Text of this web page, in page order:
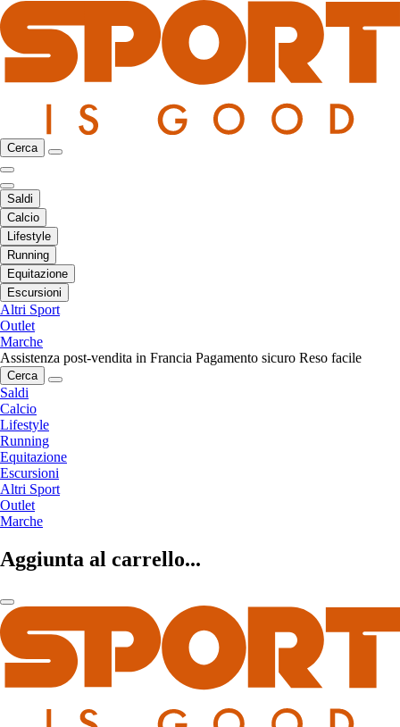
Cerca
Saldi
Calcio
Lifestyle
Running
Equitazione
Escursioni
Altri Sport
Outlet
Marche
Assistenza post-vendita in Francia Pagamento sicuro Reso facile
Cerca
Saldi
Calcio
Lifestyle
Running
Equitazione
Escursioni
Altri Sport
Outlet
Marche
Aggiunta al carrello...